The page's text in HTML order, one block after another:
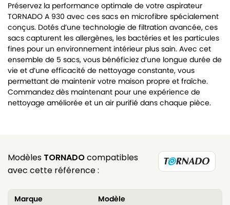
Préservez la performance optimale de votre aspirateur
TORNADO A 930 avec ces sacs en microfibre spécialement
conçus. Dotés d’une technologie de filtration avancée, ces
sacs capturent les allergènes, les bactéries et les particules
fines pour un environnement intérieur plus sain. Avec cet
ensemble de 5 sacs, vous bénéficiez d’une longue durée de
vie et d’une efficacité de nettoyage constante, vous
permettant de maintenir votre maison propre et fraîche.
Commandez dès maintenant pour une expérience de
nettoyage améliorée et un air purifié dans chaque pièce.
Modèles TORNADOcompatibles
avec cette référence :
Marque
Modèle